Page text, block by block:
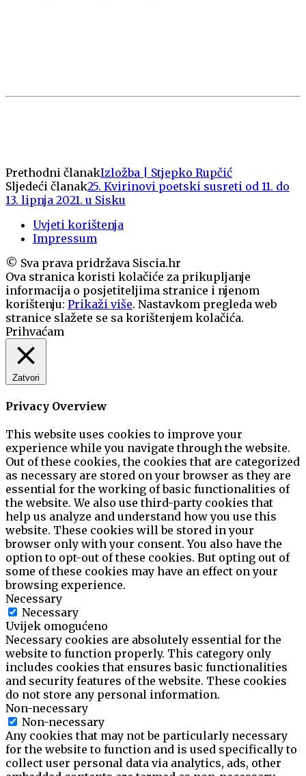
Prethodni članakIzložba | Stjepko Rupčić
Sljedeći članak25. Kvirinovi poetski susreti od 11. do
13. lipnja 2021. u Sisku
Uvjeti korištenja
Impressum
© Sva prava pridržava Siscia.hr
Ova stranica koristi kolačiće za prikupljanje
informacija o posjetiteljima stranice i njenom
korištenju: Prikaži više. Nastavkom pregleda web
stranice slažete se sa korištenjem kolačića.
Prihvaćam
Zatvori
Privacy Overview
This website uses cookies to improve your
experience while you navigate through the website.
Out of these cookies, the cookies that are categorized
as necessary are stored on your browser as they are
essential for the working of basic functionalities of
the website. We also use third-party cookies that
help us analyze and understand how you use this
website. These cookies will be stored in your
browser only with your consent. You also have the
option to opt-out of these cookies. But opting out of
some of these cookies may have an effect on your
browsing experience.
Necessary
Necessary
Uvijek omogućeno
Necessary cookies are absolutely essential for the
website to function properly. This category only
includes cookies that ensures basic functionalities
and security features of the website. These cookies
do not store any personal information.
Non-necessary
Non-necessary
Any cookies that may not be particularly necessary
for the website to function and is used specifically to
collect user personal data via analytics, ads, other